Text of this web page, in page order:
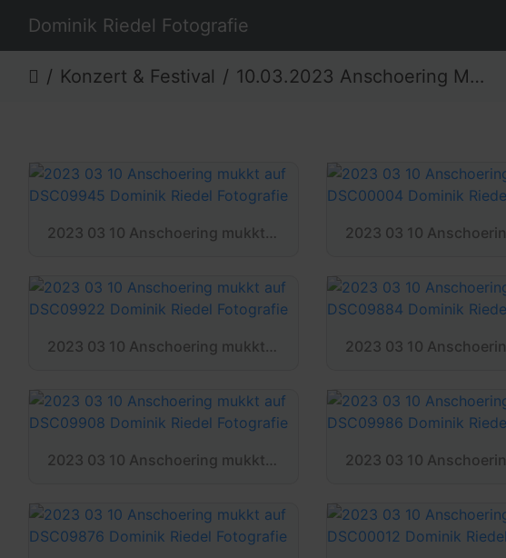
Dominik Riedel Fotografie
Konzert & Festival 10.03.2023 Anschoering Mukkt auf
2023 03 10 Anschoering mukkt auf DSC09945 Dominik Riedel Fotografie
2023 03 10 Anschoering mukkt auf DSC09922 Dominik Riedel Fotografie
2023 03 10 Anschoering mukkt auf DSC09908 Dominik Riedel Fotografie